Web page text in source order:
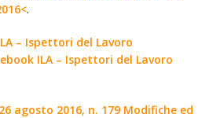
.
– Ispettori del Lavoro
ILA – Ispettori del Lavoro
26 agosto 2016, n. 179 Modifiche ed